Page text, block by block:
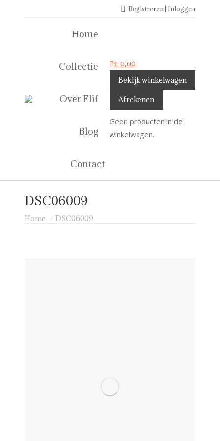
Registreren | Inloggen
Home
Collectie
Over Elif
Blog
Contact
€ 0,00
Bekijk winkelwagen
Afrekenen
Geen producten in de
winkelwagen.
DSC06009
Je bent hier:
Home DSC06009